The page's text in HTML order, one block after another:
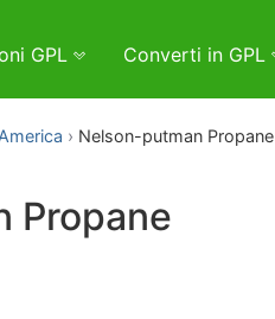
GPL Converti in GPL
Nelson-putman Propane
Propane